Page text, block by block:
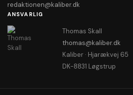
redaktionen@kaliber.dk
ANSVARLIG
Thomas Skall
thomas@kaliber.dk
Kaliber · Hjarækvej 65
DK-8831 Løgstrup